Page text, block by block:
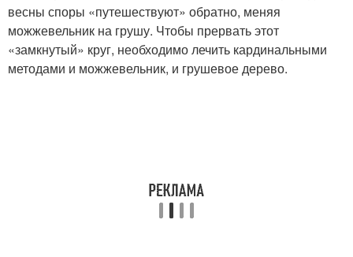
весны споры «путешествуют» обратно, меняя
можжевельник на грушу. Чтобы прервать этот
«замкнутый» круг, необходимо лечить кардинальными
методами и можжевельник, и грушевое дерево.